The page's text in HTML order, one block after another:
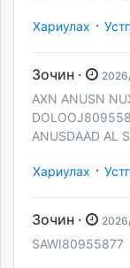
Хариулах ·
Зочин ·
AXN ANUSN
ANUSDAAD AL
Хариулах ·
Зочин ·
SAWI80955877